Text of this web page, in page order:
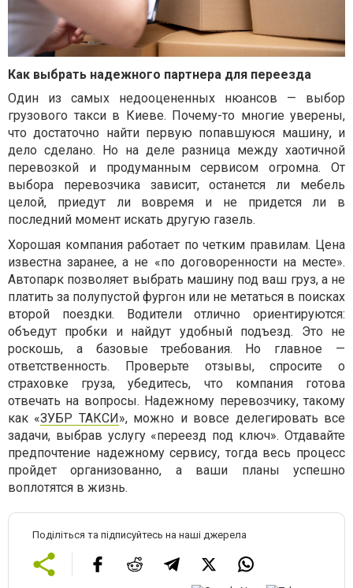
Как выбрать надежного партнера для переезда
Один из самых недооцененных нюансов — выбор
грузового такси в Киеве. Почему-то многие уверены,
что достаточно найти первую попавшуюся машину, и
дело сделано. Но на деле разница между хаотичной
перевозкой и продуманным сервисом огромна. От
выбора перевозчика зависит, останется ли мебель
целой, приедут ли вовремя и не придется ли в
последний момент искать другую газель.
Хорошая компания работает по четким правилам. Цена
известна заранее, а не «по договоренности на месте».
Автопарк позволяет выбрать машину под ваш груз, а не
платить за полупустой фургон или не метаться в поисках
второй поездки. Водители отлично ориентируются:
объедут пробки и найдут удобный подъезд. Это не
роскошь, а базовые требования. Но главное —
ответственность. Проверьте отзывы, спросите о
страховке груза, убедитесь, что компания готова
отвечать на вопросы. Надежному перевозчику, такому
как «ЗУБР ТАКСИ», можно и вовсе делегировать все
задачи, выбрав услугу «переезд под ключ». Отдавайте
предпочтение надежному сервису, тогда весь процесс
пройдет организованно, а ваши планы успешно
воплотятся в жизнь.
Поділіться та підписуйтесь на наші джерела